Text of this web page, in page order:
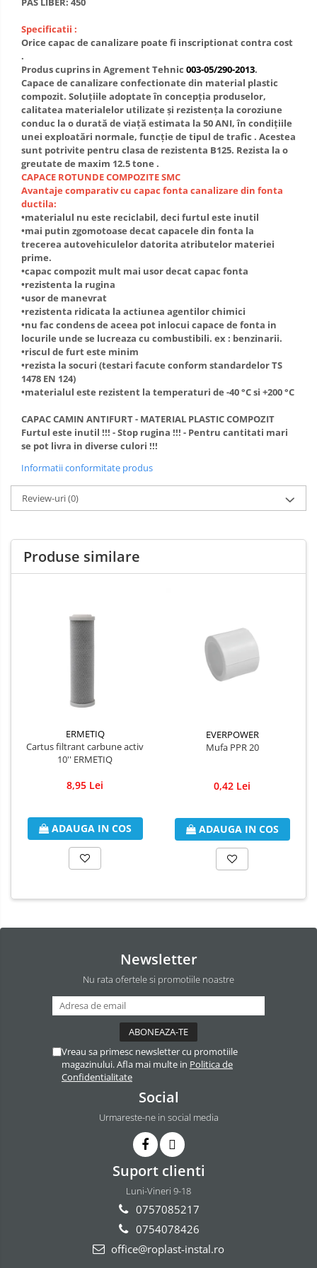
Specificatii :
Orice capac de canalizare poate fi inscriptionat contra cost
.
Produs cuprins in Agrement Tehnic 003-05/290-2013.
Capace de canalizare confectionate din material plastic
compozit. Soluţiile adoptate în concepţia produselor,
calitatea materialelor utilizate şi rezistenţa la coroziune
conduc la o durată de viaţă estimata la 50 ANI, în condiţiile
unei exploatări normale, funcţie de tipul de trafic . Acestea
sunt potrivite pentru clasa de rezistenta B125. Rezista la o
greutate de maxim 12.5 tone .
CAPACE ROTUNDE COMPOZITE SMC
Avantaje comparativ cu capac fonta canalizare din fonta
ductila:
•materialul nu este reciclabil, deci furtul este inutil
•mai putin zgomotoase decat capacele din fonta la
trecerea autovehiculelor datorita atributelor materiei
prime.
•capac compozit mult mai usor decat capac fonta
•rezistenta la rugina
•usor de manevrat
•rezistenta ridicata la actiunea agentilor chimici
•nu fac condens de aceea pot inlocui capace de fonta in
locurile unde se lucreaza cu combustibili. ex : benzinarii.
•riscul de furt este minim
•rezista la socuri (testari facute conform standardelor TS
1478 EN 124)
•materialul este rezistent la temperaturi de -40 °C si +200 °C
CAPAC CAMIN ANTIFURT - MATERIAL PLASTIC COMPOZIT
Furtul este inutil !!! - Stop rugina !!! - Pentru cantitati mari
se pot livra in diverse culori !!!
Informatii conformitate produs
Review-uri(0)
Produse similare
ERMETIQ
Cartus filtrant carbune activ
10'' ERMETIQ
8,95 Lei
ADAUGA IN COS
EVERPOWER
Mufa PPR 20
0,42 Lei
ADAUGA IN COS
Newsletter
Nu rata ofertele si promotiile noastre
Vreau sa primesc newsletter cu promotiile
magazinului. Afla mai multe in Politica de
Confidentialitate
Social
Urmareste-ne in social media
Suport clienti
Luni-Vineri 9-18
0757085217
0754078426
office@roplast-instal.ro